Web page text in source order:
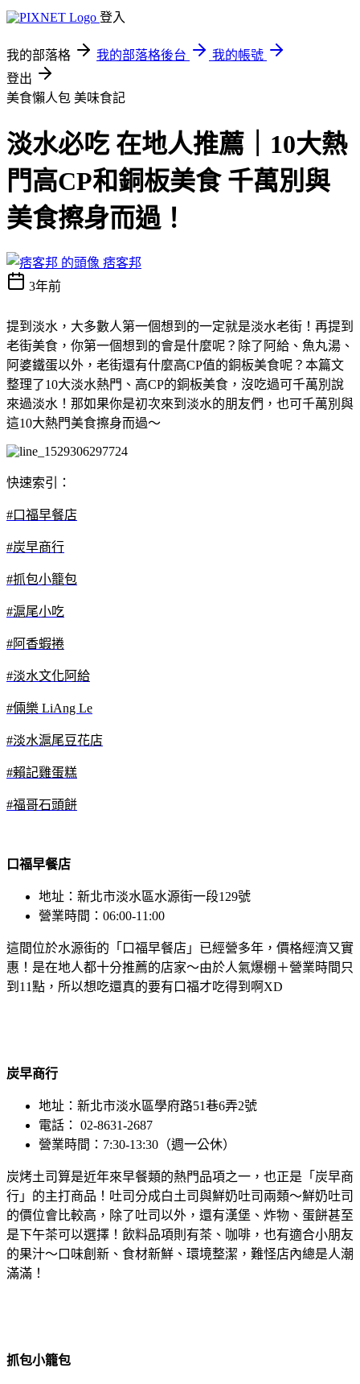
登入
我的部落格 我的部落格後台
我的帳號
登出
美食懶人包 美味食記
淡水必吃 在地人推薦｜10大熱
門高CP和銅板美食 千萬別與
美食擦身而過！
痞客邦
3年前
提到淡水，大多數人第一個想到的一定就是淡水老街！再提到
老街美食，你第一個想到的會是什麼呢？除了阿給、魚丸湯、
阿婆鐵蛋以外，老街還有什麼高CP值的銅板美食呢？本篇文
整理了10大淡水熱門、高CP的銅板美食，沒吃過可千萬別說
來過淡水！那如果你是初次來到淡水的朋友們，也可千萬別與
這10大熱門美食擦身而過～
快速索引：
#口福早餐店
#炭早商行
#抓包小籠包
#滬尾小吃
#阿香蝦捲
#淡水文化阿給
#倆樂 LiAng Le
#淡水滬尾豆花店
#賴記雞蛋糕
#福哥石頭餅
口福早餐店
地址：新北市淡水區水源街一段129號
營業時間：06:00-11:00
這間位於水源街的「口福早餐店」已經營多年，價格經濟又實
惠！是在地人都十分推薦的店家～由於人氣爆棚＋營業時間只
到11點，所以想吃還真的要有口福才吃得到啊XD
炭早商行
地址：新北市淡水區學府路51巷6弄2號
電話： 02-8631-2687
營業時間：7:30-13:30（週一公休）
炭烤土司算是近年來早餐類的熱門品項之一，也正是「炭早商
行」的主打商品！吐司分成白土司與鮮奶吐司兩類～鮮奶吐司
的價位會比較高，除了吐司以外，還有漢堡、炸物、蛋餅甚至
是下午茶可以選擇！飲料品項則有茶、咖啡，也有適合小朋友
的果汁～口味創新、食材新鮮、環境整潔，難怪店內總是人潮
滿滿！
抓包小籠包